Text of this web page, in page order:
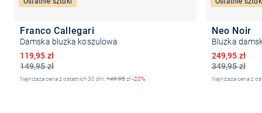
Franco Callegari
Damska bluzka koszulowa
149,95 zł
Obniżona cena
119,95 zł
Najniższa cena z ostatnich 30 dni:149,95zł-20%
Neo Noir
Bluzka
349,95 zł
Obniżona
249,95 zł
Najniższa cena z